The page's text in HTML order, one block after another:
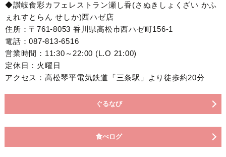
◆讃岐食彩カフェレストラン瀬し香(さぬきしょくざい かふ
ぇれすとらん せしか)西ハゼ店
住所：〒761-8053 香川県高松市西ハゼ町156-1
電話：087-813-6516
営業時間：11:30～22:00 (L.O 21:00)
定休日：火曜日
アクセス：高松琴平電気鉄道「三条駅」より徒歩約20分
ぐるなび
食べログ